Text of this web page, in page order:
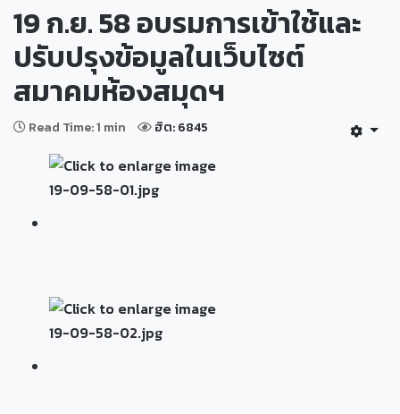
19 ก.ย. 58 อบรมการเข้าใช้และ
ปรับปรุงข้อมูลในเว็บไซต์
สมาคมห้องสมุดฯ
Read Time: 1 min ฮิต: 6845